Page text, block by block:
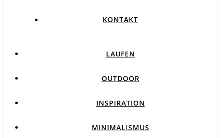
KONTAKT
LAUFEN
OUTDOOR
INSPIRATION
MINIMALISMUS